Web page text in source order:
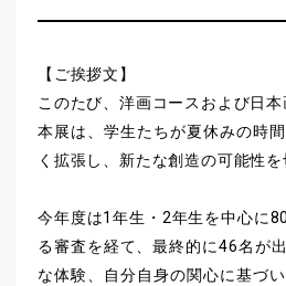
【ご挨拶文】
このたび、洋画コースおよび日
本展は、学生たちが夏休みの時
く拡張し、新たな創造の可能性
今年度は1年生・2年生を中心に
る審査を経て、最終的に46名が
な体験、自分自身の関心に基づ